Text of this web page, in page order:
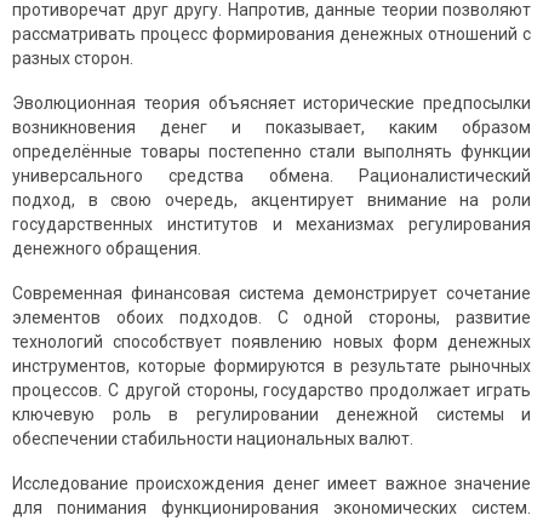
противоречат друг другу. Напротив, данные теории позволяют
рассматривать процесс формирования денежных отношений с
разных сторон.
Эволюционная теория объясняет исторические предпосылки
возникновения денег и показывает, каким образом
определённые товары постепенно стали выполнять функции
универсального средства обмена. Рационалистический
подход, в свою очередь, акцентирует внимание на роли
государственных институтов и механизмах регулирования
денежного обращения.
Современная финансовая система демонстрирует сочетание
элементов обоих подходов. С одной стороны, развитие
технологий способствует появлению новых форм денежных
инструментов, которые формируются в результате рыночных
процессов. С другой стороны, государство продолжает играть
ключевую роль в регулировании денежной системы и
обеспечении стабильности национальных валют.
Исследование происхождения денег имеет важное значение
для понимания функционирования экономических систем.